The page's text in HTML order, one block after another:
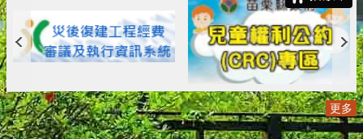
更多